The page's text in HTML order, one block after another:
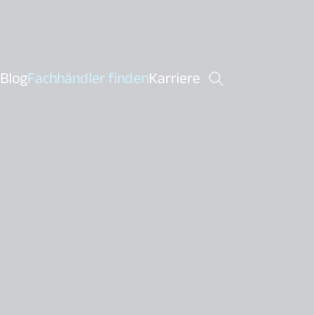
BlogFachhändler findenKarriere